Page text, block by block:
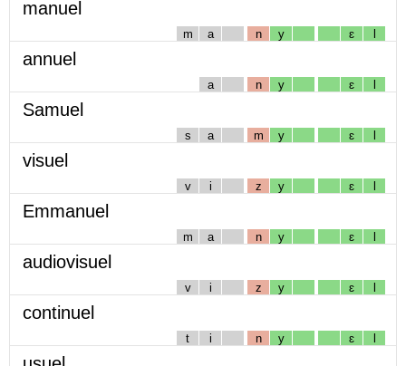
manuel
m a n y ɛ l
annuel
a n y ɛ l
Samuel
s a m y ɛ l
visuel
v i z y ɛ l
Emmanuel
m a n y ɛ l
audiovisuel
v i z y ɛ l
continuel
t i n y ɛ l